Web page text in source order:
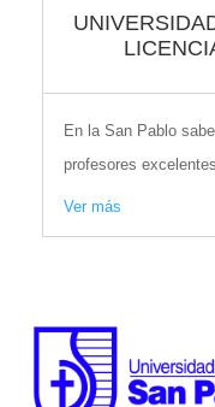
En la San Pablo
profesores
Ver más